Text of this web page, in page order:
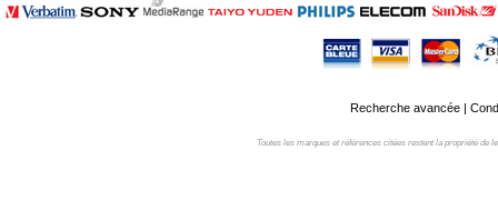
Recherche avancée|
Toutes les marques et références citées restent la propriété de